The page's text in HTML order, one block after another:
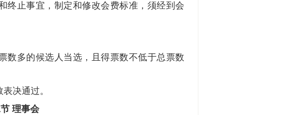
终止事宜，制定和修改会费标准，须经到会
数多的候选人当选，且得票数不低于总票数
决通过。
理事会